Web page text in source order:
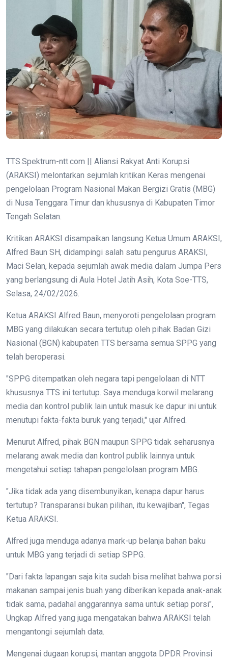
TTS.Spektrum-ntt.com || Aliansi Rakyat Anti Korupsi
(ARAKSI) melontarkan sejumlah kritikan Keras mengenai
pengelolaan Program Nasional Makan Bergizi Gratis (MBG)
di Nusa Tenggara Timur dan khususnya di Kabupaten Timor
Tengah Selatan.
Kritikan ARAKSI disampaikan langsung Ketua Umum ARAKSI,
Alfred Baun SH, didampingi salah satu pengurus ARAKSI,
Maci Selan, kepada sejumlah awak media dalam Jumpa Pers
yang berlangsung di Aula Hotel Jatih Asih, Kota Soe-TTS,
Selasa, 24/02/2026.
Ketua ARAKSI Alfred Baun, menyoroti pengelolaan program
MBG yang dilakukan secara tertutup oleh pihak Badan Gizi
Nasional (BGN) kabupaten TTS bersama semua SPPG yang
telah beroperasi.
"SPPG ditempatkan oleh negara tapi pengelolaan di NTT
khususnya TTS ini tertutup. Saya menduga korwil melarang
media dan kontrol publik lain untuk masuk ke dapur ini untuk
menutupi fakta-fakta buruk yang terjadi," ujar Alfred.
Menurut Alfred, pihak BGN maupun SPPG tidak seharusnya
melarang awak media dan kontrol publik lainnya untuk
mengetahui setiap tahapan pengelolaan program MBG.
"Jika tidak ada yang disembunyikan, kenapa dapur harus
tertutup? Transparansi bukan pilihan, itu kewajiban", Tegas
Ketua ARAKSI.
Alfred juga menduga adanya mark-up belanja bahan baku
untuk MBG yang terjadi di setiap SPPG.
"Dari fakta lapangan saja kita sudah bisa melihat bahwa porsi
makanan sampai jenis buah yang diberikan kepada anak-anak
tidak sama, padahal anggarannya sama untuk setiap porsi",
Ungkap Alfred yang juga mengatakan bahwa ARAKSI telah
mengantongi sejumlah data.
Mengenai dugaan korupsi, mantan anggota DPDR Provinsi